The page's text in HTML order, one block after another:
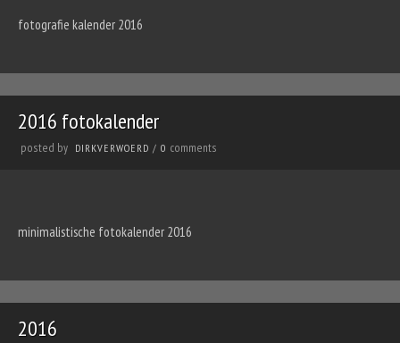
fotografie kalender 2016
2016 fotokalender
posted by DIRKVERWOERD / 0 comments
minimalistische fotokalender 2016
2016